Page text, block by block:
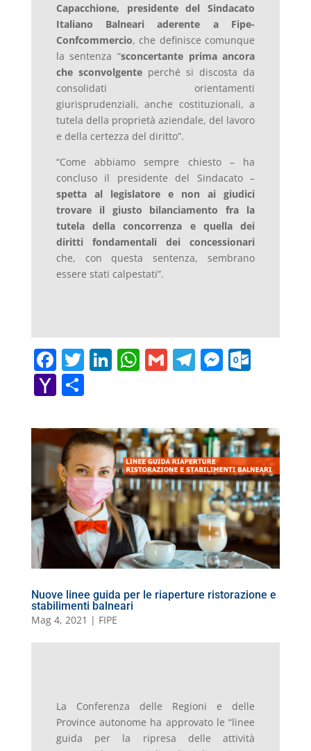
Capacchione, presidente del Sindacato
Italiano Balneari aderente a Fipe-
Confcommercio, che definisce comunque
la sentenza “sconcertante prima ancora
che sconvolgenteperché si discosta da
consolidati orientamenti
giurisprudenziali, anche costituzionali, a
tutela della proprietà aziendale, del lavoro
e della certezza del diritto”.
“Come abbiamo sempre chiesto – ha
concluso il presidente del Sindacato –
spetta al legislatore e non ai giudici
trovare il giusto bilanciamento fra la
tutela della concorrenza e quella dei
diritti fondamentali dei concessionari
che, con questa sentenza, sembrano
essere stati calpestati”.
F
a
c
e
b
o
o
k
T
w
itt
er
Li
e
dI
n
W
s
A
p
p
G
l
T
gr
a
m
M
e
n
g
er
O
o
k.
c
o
m
Y
h
o
o
M
ai
C
n
di
vi
di
Nuove linee guida per le riaperture ristorazione e
stabilimenti balneari
Mag 4, 2021 | FIPE
La Conferenza delle Regioni e delle
Province autonome ha approvato le “linee
guida per la ripresa delle attività